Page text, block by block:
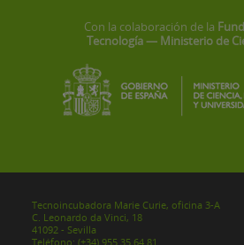
Con la colaboración de la
Tecnología — Ministerio de
Tecnoincubadora Marie Curie, oficina 3-A
C. Leonardo da Vinci, 18
41092 - Sevilla
Teléfono: (+34) 955 35 64 81